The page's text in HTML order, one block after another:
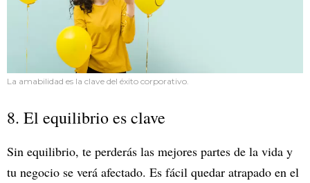
La amabilidad es la clave del éxito corporativo.
8. El equilibrio es clave
Sin equilibrio, te perderás las mejores partes de la vida y
tu negocio se verá afectado. Es fácil quedar atrapado en el